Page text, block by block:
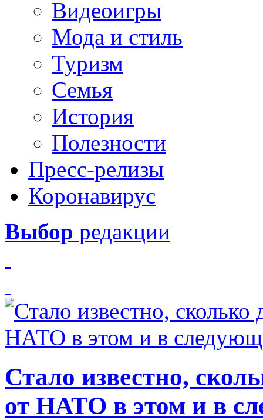
Видеоигры
Мода и стиль
Туризм
Семья
История
Полезности
Пресс-релизы
Коронавирус
Выбор редакции
Стало известно,
от НАТО в этом и в